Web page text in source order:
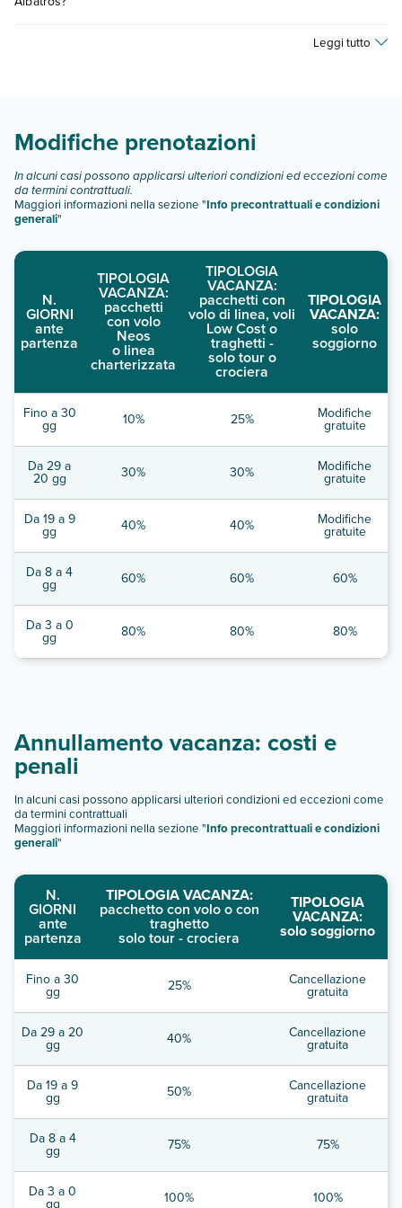
prezzi, compila il motore di ricerca e scegli quando partire.
descrizione
Leggi tutto
Modifiche prenotazioni
In alcuni casi possono applicarsi ulteriori condizioni ed eccezioni come
da termini contrattuali.
Maggiori informazioni nella sezione "Info precontrattuali e condizioni
generali"
N.
GIORNI
ante
partenza
TIPOLOGIA
VACANZA:
pacchetti
con volo
Neos
o linea
charterizzata
TIPOLOGIA
VACANZA:
pacchetti con
volo di linea, voli
Low Cost o
traghetti -
solo tour o
crociera
TIPOLOGIA
VACANZA:
solo
soggiorno
Fino a 30
gg 10% 25% Modifiche
gratuite
Da 29 a
20 gg 30% 30% Modifiche
gratuite
Da 19 a 9
gg 40% 40% Modifiche
gratuite
Da 8 a 4
gg 60% 60% 60%
Da 3 a 0
gg 80% 80% 80%
Annullamento vacanza: costi e
penali
In alcuni casi possono applicarsi ulteriori condizioni ed eccezioni come
da termini contrattuali
Maggiori informazioni nella sezione "Info precontrattuali e condizioni
generali"
N.
GIORNI
ante
partenza
TIPOLOGIA VACANZA:
pacchetto con volo o con
traghetto
solo tour - crociera
TIPOLOGIA
VACANZA:
solo soggiorno
Fino a 30
gg 25% Cancellazione
gratuita
Da 29 a 20
gg 40% Cancellazione
gratuita
Da 19 a 9
gg 50% Cancellazione
gratuita
Da 8 a 4
gg 75% 75%
Da 3 a 0
gg 100% 100%